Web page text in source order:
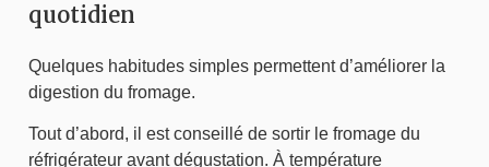
quotidien
Quelques habitudes simples permettent d’améliorer la
digestion du fromage.
Tout d’abord, il est conseillé de sortir le fromage du
réfrigérateur avant dégustation. À température